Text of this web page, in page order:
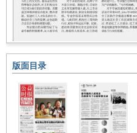
版面目录